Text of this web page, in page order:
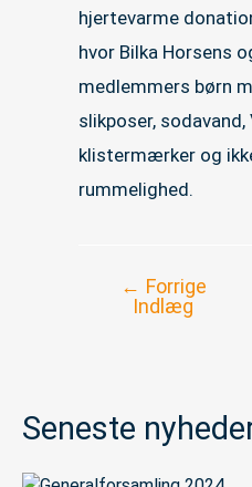
hjertevarme
hvor Bilka Horsens
medlemmers børn
slikposer,
klistermærker og
rummelighed.
Indlægsnavigation
← Forrige
Indlæg
Seneste